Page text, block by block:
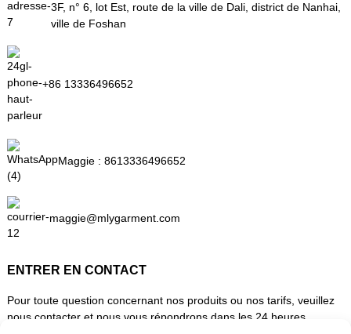
3F, n° 6, lot Est, route de la ville de Dali, district de Nanhai,
ville de Foshan
+86 13336496652
Maggie : 8613336496652
maggie@mlygarment.com
ENTRER EN CONTACT
Pour toute question concernant nos produits ou nos tarifs, veuillez
nous contacter et nous vous répondrons dans les 24 heures.